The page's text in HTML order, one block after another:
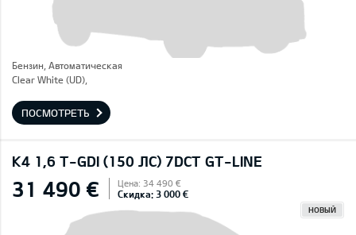
Бензин, Автоматическая
Clear White (UD),
ПОСМОТРЕТЬ
K4 1,6 T-GDI (150 ЛС) 7DCT GT-LINE
31 490 € Цена: 34 490 €
Скидка: 3 000 €
НОВЫЙ